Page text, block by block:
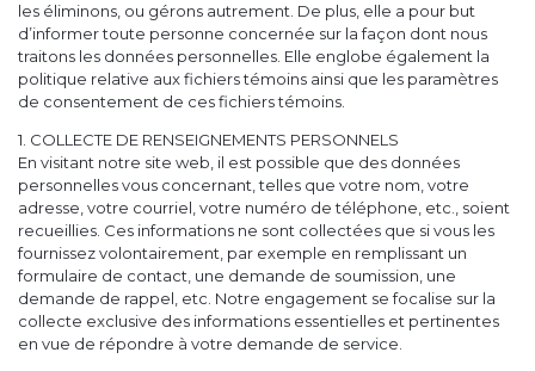
les éliminons, ou gérons autrement. De plus, elle a pour but
d’informer toute personne concernée sur la façon dont nous
traitons les données personnelles. Elle englobe également la
politique relative aux fichiers témoins ainsi que les paramètres
de consentement de ces fichiers témoins.
1. COLLECTE DE RENSEIGNEMENTS PERSONNELS
En visitant notre site web, il est possible que des données
personnelles vous concernant, telles que votre nom, votre
adresse, votre courriel, votre numéro de téléphone, etc., soient
recueillies. Ces informations ne sont collectées que si vous les
fournissez volontairement, par exemple en remplissant un
formulaire de contact, une demande de soumission, une
demande de rappel, etc. Notre engagement se focalise sur la
collecte exclusive des informations essentielles et pertinentes
en vue de répondre à votre demande de service.